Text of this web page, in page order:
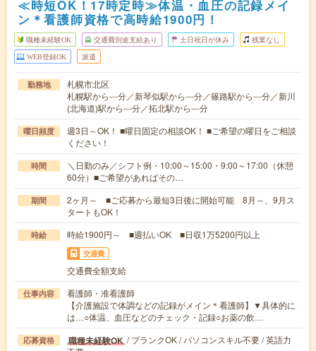
≪時短OK！17時定時≫体温・血圧の記録メイ
ン＊看護師資格で高時給1900円！
職種未経験OK 交通費別途支給あり 土日祝日が休み 残業なし
WEB登録OK 派遣
勤務地
札幌市北区
札幌駅から---分／新琴似駅から---分／篠路駅から---分／新川
(北海道)駅から---分／拓北駅から---分
曜日頻度
週3日～OK！ ■曜日固定の相談OK！ ■ご希望の曜日をご相談
ください！
時間
＼日勤のみ／シフト例・10:00～15:00・9:00～17:00（休憩
60分）■ご希望があればその…
期間
2ヶ月～ ■ご応募から最短3日後に開始可能 8月～、9月ス
タートもOK！
時給 時給1900円～ ■週払いOK ■日収1万5200円以上
交通費
交通費全額支給
仕事内容
看護師・准看護師
【介護施設で体調などの記録がメイン＊看護師】▼具体的に
は…○体温、血圧などのチェック・記録○お薬の飲…
応募資格 職種未経験OK / ブランクOK / パソコンスキル不要 / 英語力